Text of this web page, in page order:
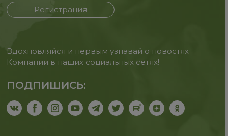
Регистрация
Вдохновляйся и первым узнавай о новостях
Компании в наших социальных сетях!
ПОДПИШИСЬ: